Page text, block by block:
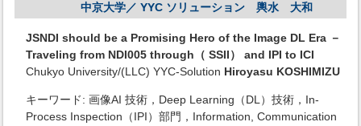
中京大学／ YYC ソリューション 輿水 大和
JSNDI should be a Promising Hero of the Image DL Era －
Traveling from NDI005 through（ SSII） and IPI to ICI
Chukyo University/(LLC) YYC-Solution Hiroyasu KOSHIMIZU
キーワード: 画像AI 技術，Deep Learning（DL）技術，In-
Process Inspection（IPI）部門，Information, Communication